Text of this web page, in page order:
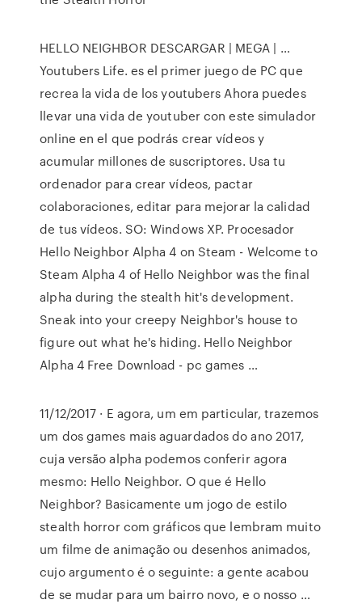
HELLO NEIGHBOR DESCARGAR | MEGA | …
Youtubers Life. es el primer juego de PC que
recrea la vida de los youtubers Ahora puedes
llevar una vida de youtuber con este simulador
online en el que podrás crear vídeos y
acumular millones de suscriptores. Usa tu
ordenador para crear vídeos, pactar
colaboraciones, editar para mejorar la calidad
de tus vídeos. SO: Windows XP. Procesador
Hello Neighbor Alpha 4 on Steam - Welcome to
Steam Alpha 4 of Hello Neighbor was the final
alpha during the stealth hit's development.
Sneak into your creepy Neighbor's house to
figure out what he's hiding. Hello Neighbor
Alpha 4 Free Download - pc games …
11/12/2017 · E agora, um em particular, trazemos
um dos games mais aguardados do ano 2017,
cuja versão alpha podemos conferir agora
mesmo: Hello Neighbor. O que é Hello
Neighbor? Basicamente um jogo de estilo
stealth horror com gráficos que lembram muito
um filme de animação ou desenhos animados,
cujo argumento é o seguinte: a gente acabou
de se mudar para um bairro novo, e o nosso …